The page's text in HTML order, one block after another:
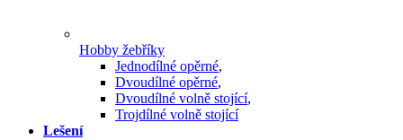
Hobby žebříky
Jednodílné opěrné,
Dvoudílné opěrné,
Dvoudílné volně stojící,
Trojdílné volně stojící
Lešení